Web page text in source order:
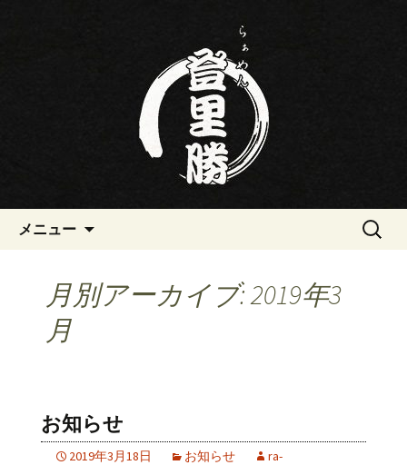
三重・桑名の寿司・ラーメン屋
らぁめん登里勝(とりかつ)のブ
ん登里勝(とりかつ)のブログです
メニュー
検
月別アーカイブ: 2019年3
月
お知らせ
2019年3月18日 お知らせ
ra-